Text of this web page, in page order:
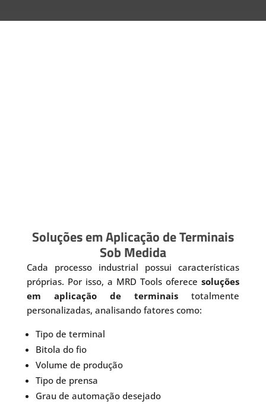
Soluções em Aplicação de Terminais
Sob Medida
Cada processo industrial possui características
próprias. Por isso, a MRD Tools oferecesoluções
em aplicação de terminais totalmente
personalizadas, analisando fatores como:
Tipo de terminal
Bitola do fio
Volume de produção
Tipo de prensa
Grau de automação desejado